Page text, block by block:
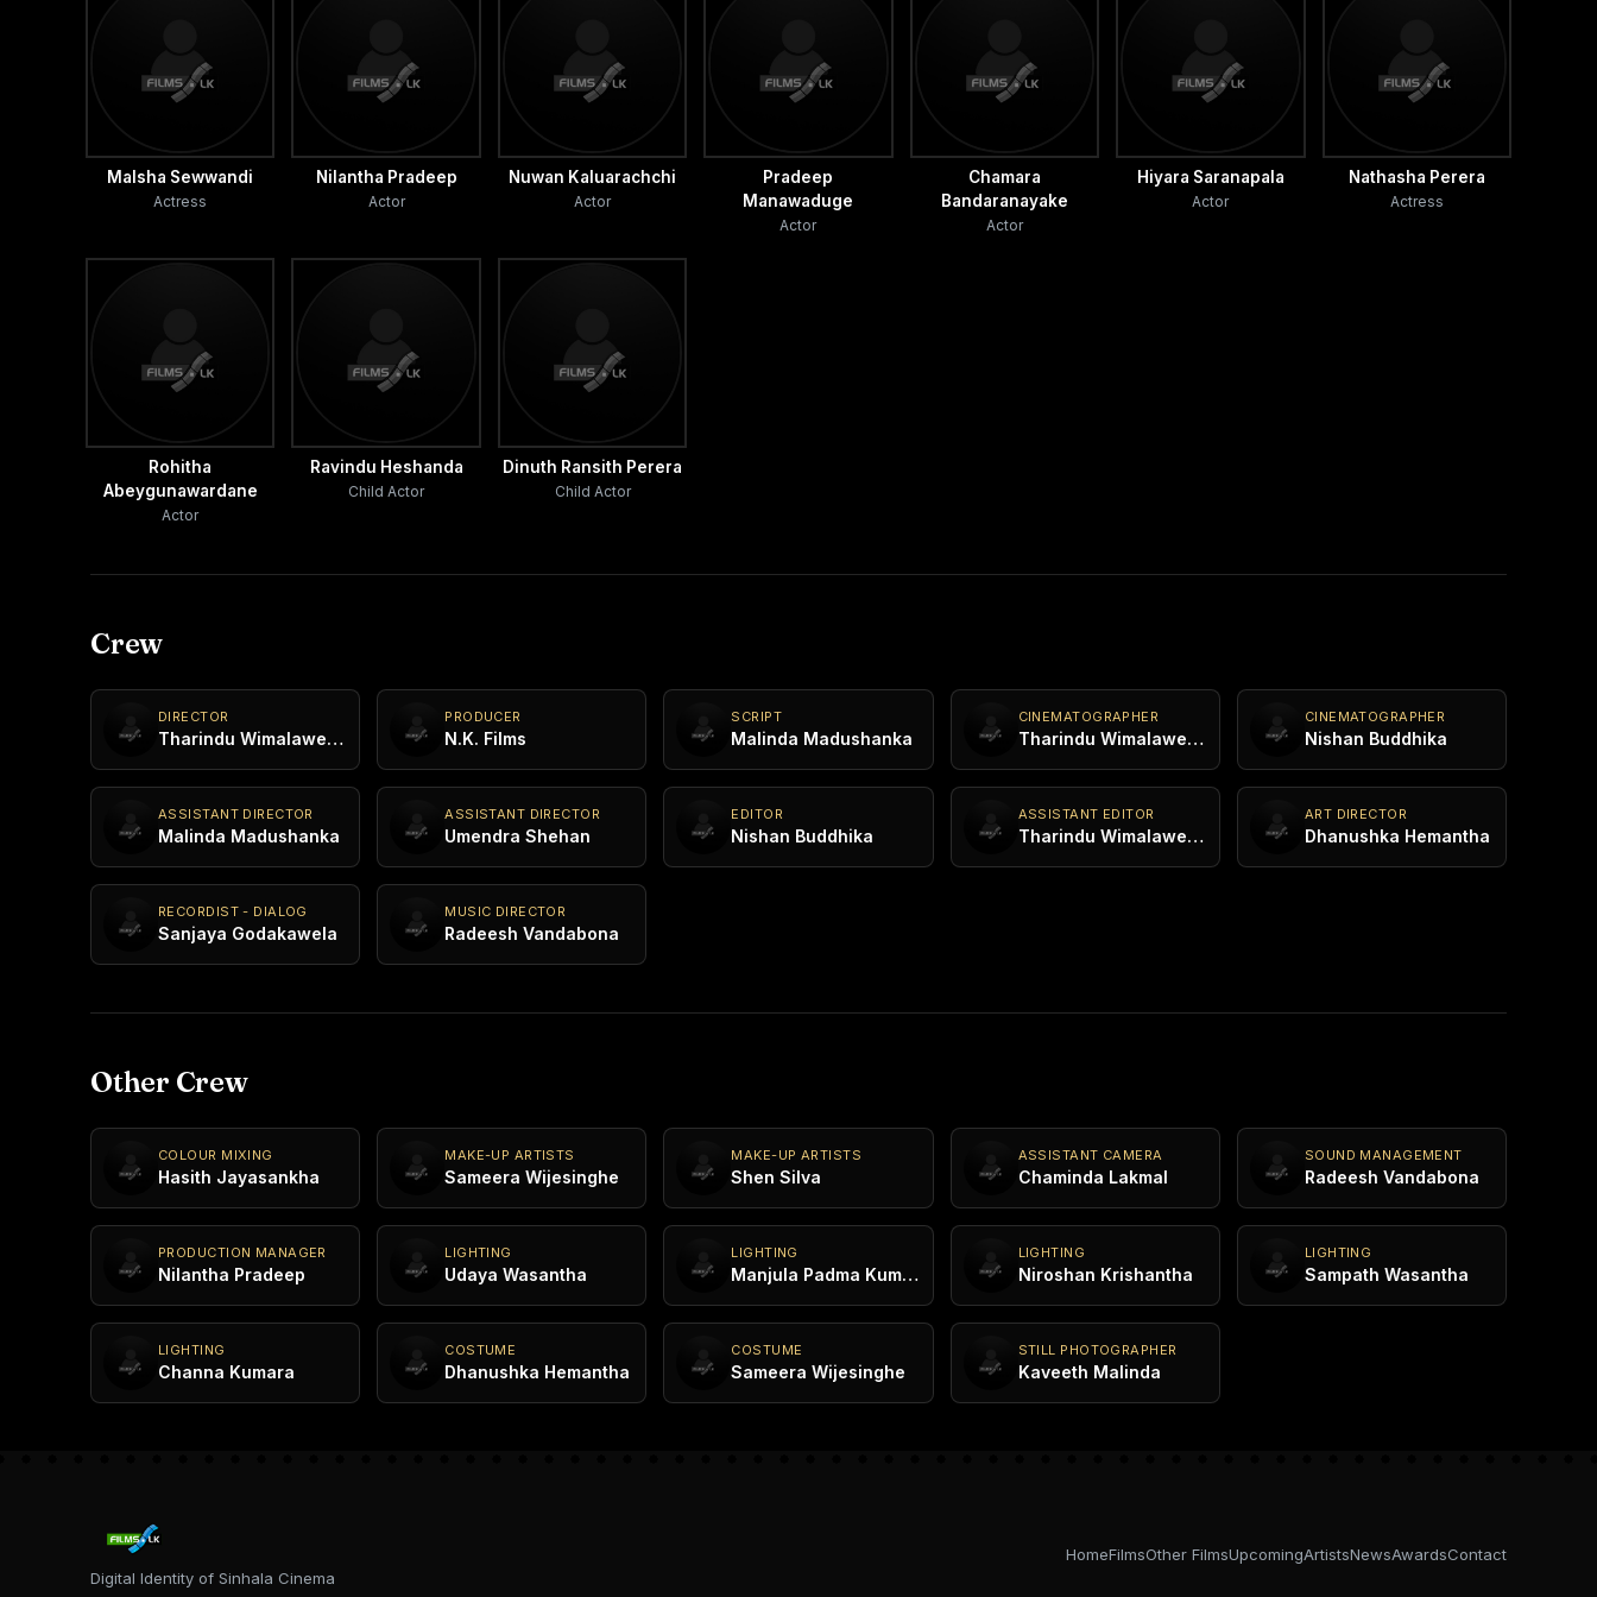
ඇන්ටන් ජේ.ප්‍රනාන්දු
Malsha Sewwandi
Actress
Nilantha Pradeep
Actor
Nuwan Kaluarachchi
Actor
Pradeep
Manawaduge
Actor
Chamara
Bandaranayake
Actor
Hiyara Saranapala
Actor
Nathasha Perera
Actress
Rohitha
Abeygunawardane
Actor
Ravindu Heshanda
Child Actor
Dinuth Ransith Perera
Child Actor
Crew
DIRECTOR
Tharindu Wimalaweera
PRODUCER
N.K. Films
SCRIPT
Malinda Madushanka
CINEMATOGRAPHER
Tharindu Wimalaweera
CINEMATOGRAPHER
Nishan Buddhika
ASSISTANT DIRECTOR
Malinda Madushanka
ASSISTANT DIRECTOR
Umendra Shehan
EDITOR
Nishan Buddhika
ASSISTANT EDITOR
Tharindu Wimalaweera
ART DIRECTOR
Dhanushka Hemantha
RECORDIST - DIALOG
Sanjaya Godakawela
MUSIC DIRECTOR
Radeesh Vandabona
Other Crew
COLOUR MIXING
Hasith Jayasankha
MAKE-UP ARTISTS
Sameera Wijesinghe
MAKE-UP ARTISTS
Shen Silva
ASSISTANT CAMERA
Chaminda Lakmal
SOUND MANAGEMENT
Radeesh Vandabona
PRODUCTION MANAGER
Nilantha Pradeep
LIGHTING
Udaya Wasantha
LIGHTING
Manjula Padma Kumara
LIGHTING
Niroshan Krishantha
LIGHTING
Sampath Wasantha
LIGHTING
Channa Kumara
COSTUME
Dhanushka Hemantha
COSTUME
Sameera Wijesinghe
STILL PHOTOGRAPHER
Kaveeth Malinda
Digital Identity of Sinhala Cinema
HomeFilmsOther FilmsUpcomingArtistsNewsAwardsContact